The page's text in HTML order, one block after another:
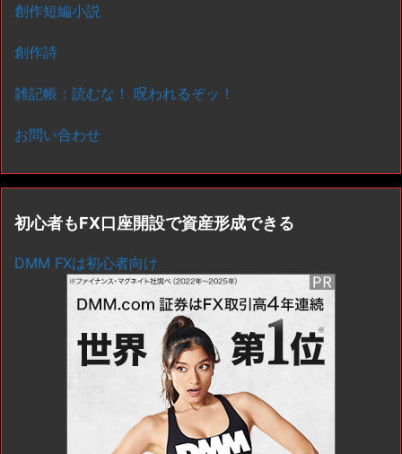
創作短編小説
創作詩
雑記帳：読むな！ 呪われるぞッ！
お問い合わせ
初心者もFX口座開設で資産形成できる
DMM FXは初心者向け